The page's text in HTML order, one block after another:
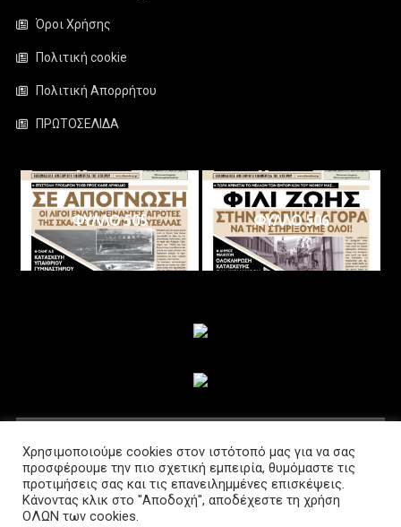
Όροι Χρήσης
Πολιτική cookie
Πολιτική Απορρήτου
ΠΡΩΤΟΣΕΛΙΔΑ
ΦΥΛΛΟ 505 ΦΥΛΛΟ 506
Χρησιμοποιούμε cookies στον ιστότοπό μας για να σας
προσφέρουμε την πιο σχετική εμπειρία, θυμόμαστε τις
προτιμήσεις σας και τις επανειλημμένες επισκέψεις.
Κάνοντας κλικ στο "Αποδοχή", αποδέχεστε τη χρήση
ΟΛΩΝ των cookies.